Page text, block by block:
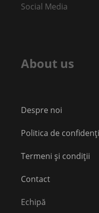
Social Media
About us
Despre noi
Politica de
Termeni și condiții
Contact
Echipă